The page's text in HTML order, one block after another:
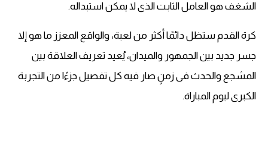
الشغف هو العامل الثابت الذى لا يمكن استبداله.
كرة القدم ستظل دائمًا أكثر من لعبة، والواقع المعزز ما هو إلا
جسر جديد بين الجمهور والميدان، يُعيد تعريف العلاقة بين
المشجع والحدث فى زمنٍ صار فيه كل تفصيل جزءًا من التجربة
الكبرى ليوم المباراة.